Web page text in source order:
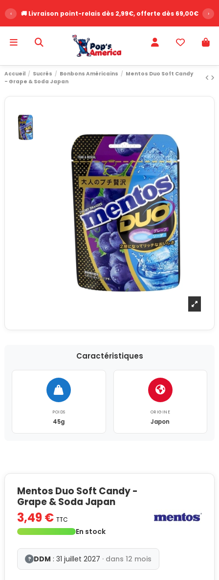
‹ 🚚 Livraison point-relais dès 2,99€, offerte dès 69,00€ ›
Accueil Sucrés Bonbons Américains
Mentos Duo Soft Candy
- Grape & Soda Japan
Caractéristiques
POIDS
45g
ORIGINE
Japon
Mentos Duo Soft Candy -
Grape & Soda Japan
3,49 € TTC
En stock
? DDM : 31 juillet 2027 · dans 12 mois